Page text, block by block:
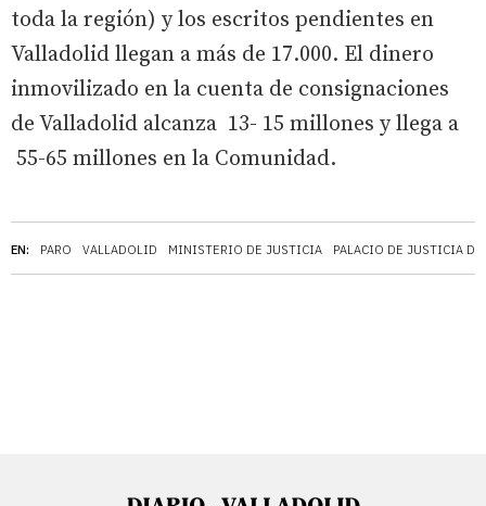
EN: PARO VALLADOLID MINISTERIO DE JUSTICIA PALACIO DE JUSTICIA
toda la región) y los escritos pendientes en
Valladolid llegan a más de 17.000. El dinero
inmovilizado en la cuenta de consignaciones
de Valladolid alcanza 13- 15 millones y llega a
55-65 millones en la Comunidad.